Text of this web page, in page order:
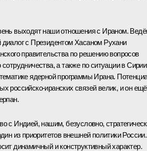
выходят наши отношения с Ираном.
с Президентом Хасаном Рухани
правительства по решению вопросов
сотрудничества, а также по ситуации в
ядерной программы Ирана.
российско-иранских связей велик, и он ещё
с Индией, нашим, безусловно,
из приоритетов внешней политики России.
динамичный и конструктивный характер.